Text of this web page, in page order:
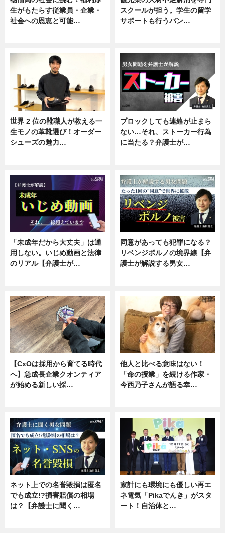
生がもたらす従業員・企業・
社会への恩恵と可能…
スクールが担う。学生の留学
サポートも行うバン…
世界 2 位の靴職人が教える一
生モノの革靴選び！オーダー
シューズの魅力…
ブロックしても連絡が止まら
ない…それ、ストーカー行為
に当たる？弁護士が…
「未成年だから大丈夫」は通
用しない。いじめ動画と法律
のリアル【弁護士が…
同意があっても犯罪になる？
リベンジポルノの境界線【弁
護士が解説する男女…
【CxOは採用から育てる時代
へ】急成長企業クオンティア
が始める新しい採…
他人と比べる意味はない！
「命の授業」を続ける作家・
今西乃子さんが語る幸…
ネット上での名誉毀損は匿名
でも成立!?損害賠償の相場
は？【弁護士に聞く…
家計にも環境にも優しい再エ
ネ電気「Pikaでんき」がスタ
ート！自治体と…